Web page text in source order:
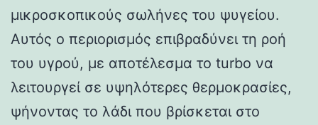
μικροσκοπικούς σωλήνες του ψυγείου.
Αυτός ο περιορισμός επιβραδύνει τη ροή
του υγρού, με αποτέλεσμα το turbo να
λειτουργεί σε υψηλότερες θερμοκρασίες,
ψήνοντας το λάδι που βρίσκεται στο